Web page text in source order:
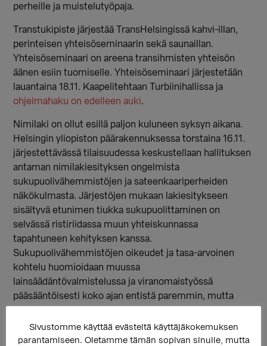
perheille ja muistelutyöpaja.
Transtukipiste järjestää TransHelsingissä kahvi-illan,
perinteisen yhteisöseminaarin sekä saunaillan.
Yhteisöseminaari on areena transihmisten yhteisön
äänen esiin tuomiselle. Yhteisöseminaari järjestetään
lauantaina 18.11. Kaapelitehtaan Turbiinihallissa ja
ohjelmahaku on edelleen auki.
Nimilaki on ollut esillä paljon kuluneen syksyn aikana.
Helsingin yliopiston päärakennuksessa torstaina 16.11.
järjestettävässä tilaisuudessa keskustellaan hallituksen
antaman nimilakiesityksen ongelmista
sukupuolivähemmistöjen ja sateenkaariperheiden
näkökulmasta. Järjestöjen mukaan lakiesitykseen
sisältyvä etunimen tiukka sukupuolittaminen on
selvässä ristiriidassa muun yhteiskunnassa
tapahtuneen kehityksen kanssa.
Sukupuolivähemmistöjen oikeudet ja tasa-arvoinen
kohtelu huomioidaan muussa
lainsäädäntövalmistelussa ja viranomaistyössä
pääsääntöisesti koko ajan entistä paremmin, mutta
TransHelsingin maanantaina 20.11. järjestetään
Sivustomme käyttää evästeitä käyttäjäkokemuksen
parantamiseen. Oletamme tämän sopivan sinulle, mutta